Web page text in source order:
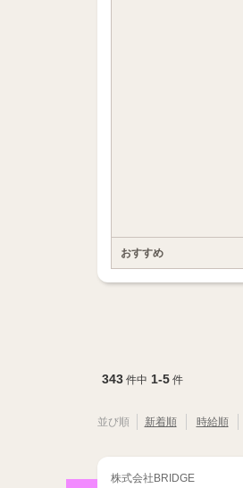
おすすめ
343件中 1-5件
並び順 新着順 時給順
株式会社BRIDGE